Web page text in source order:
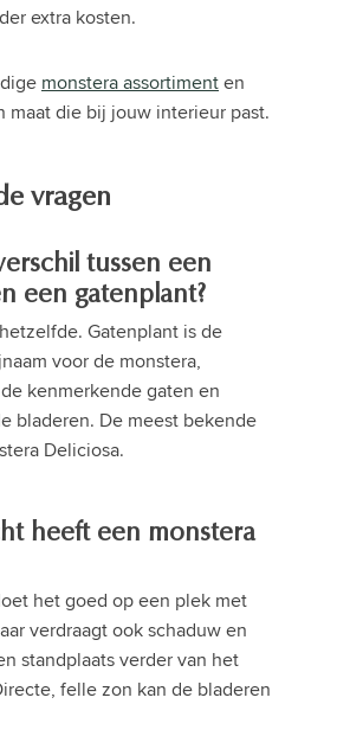
extra kosten.
monstera assortimenten
maat die bij jouw interieur past.
vragen
tussen een
een gatenplant?
Gatenplant is de
voor de monstera,
kenmerkende gaten en
bladeren. De meest bekende
Deliciosa.
heeft een monstera
het goed op een plek met
verdraagt ook schaduw en
standplaats verder van het
felle zon kan de bladeren